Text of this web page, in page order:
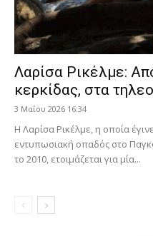
Λαρίσα Ρικέλμε:
κερκίδας, στα
3 Μαΐου 2026 16:34
Η Λαρίσα Ρικέλμε, η οποία
εντυπωσιακή οπαδός στο
το 2010, ετοιμάζεται για μία...